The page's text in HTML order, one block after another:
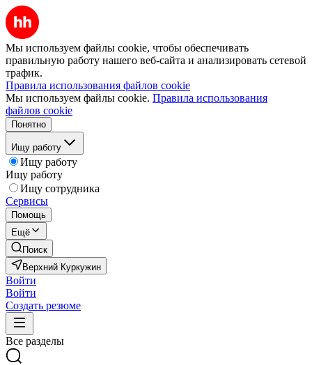
Мы используем файлы cookie, чтобы обеспечивать
правильную работу нашего веб-сайта и анализировать сетевой
трафик.
Правила использования файлов cookie
Мы используем файлы cookie. Правила использования
файлов cookie
Понятно
Ищу работу
Ищу работу
Ищу работу
Ищу сотрудника
Сервисы
Помощь
Ещё
Поиск
Верхний Куркужин
Войти
Войти
Создать резюме
Все разделы